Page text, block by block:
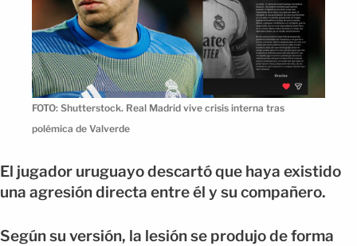
FOTO: Shutterstock. Real Madrid vive crisis interna tras
polémica de Valverde
El jugador uruguayo descartó que haya existido
una agresión directa entre él y su compañero.
Según su versión, la lesión se produjo de forma